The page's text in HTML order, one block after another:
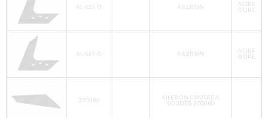
AL-622-D AILERON
ACIER
BORE
AL-623-G AILERON
ACIER
BORE
270060
AILERON COUTRE A
SOUDER 270060